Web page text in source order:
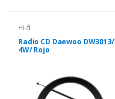
Hi-fi
Radio CD Daewoo DW3013/
4W/ Rojo